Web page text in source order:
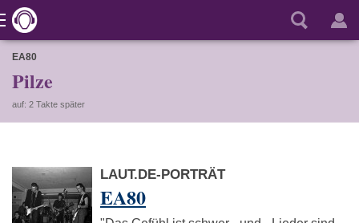
EA80
Pilze
auf: 2 Takte später
LAUT.DE-PORTRÄT
EA80